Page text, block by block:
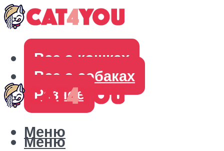
Все о кошках
Все о собаках
Разное
Меню
Меню